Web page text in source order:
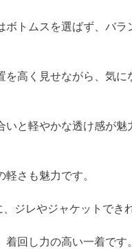
ボトムスを選ばず、バラ
を高く見せながら、気に
いと軽やかな透け感が魅
さも魅力です。
ジレやジャケットでき
回し力の高い一着です。